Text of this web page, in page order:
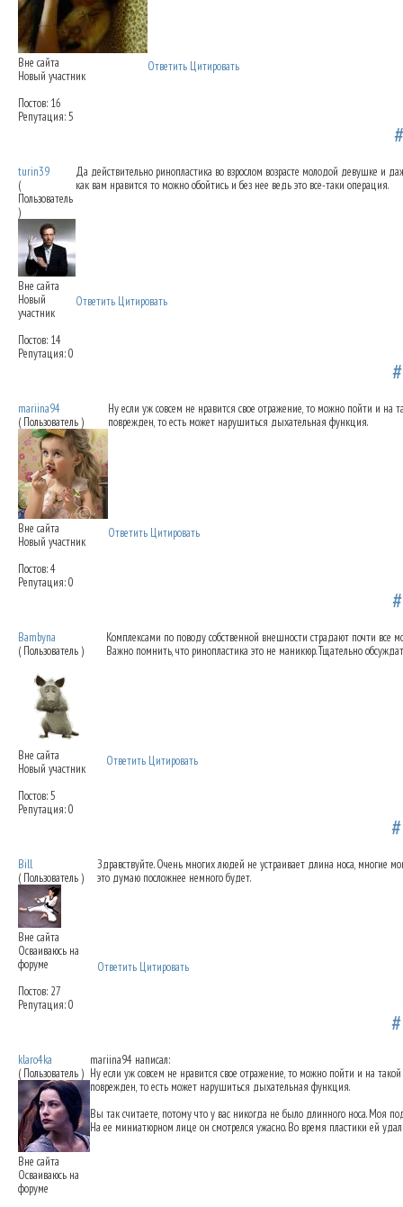
Вне сайта
Новый участник
Постов: 16
Репутация: 5
Ответить Цитировать
turin39
(
Пользователь
)
Вне сайта
Новый
участник
Постов: 14
Репутация: 0
Да действительно ринопластика во взрослом возрасте молодой девушке и
как вам нравится то можно обойтись и без нее ведь это все-таки операция.
Ответить Цитировать
mariina94
( Пользователь )
Вне сайта
Новый участник
Постов: 4
Репутация: 0
Ну если уж совсем не нравится свое отражение, то можно пойти и на
поврежден, то есть может нарушиться дыхательная функция.
Ответить Цитировать
Bambyna
( Пользователь )
Вне сайта
Новый участник
Постов: 5
Репутация: 0
Комплексами по поводу собственной внешности страдают почти
Важно помнить, что ринопластика это не маникюр. Тщательно
Ответить Цитировать
Bill
( Пользователь )
Вне сайта
Осваиваюсь на
форуме
Постов: 27
Репутация: 0
Здравствуйте. Очень многих людей не устраивает длина носа, многие
это думаю посложнее немного будет.
Ответить Цитировать
klaro4ka
( Пользователь )
Вне сайта
Осваиваюсь на
форуме
mariina94 написал:
Ну если уж совсем не нравится свое отражение, то можно пойти и на
поврежден, то есть может нарушиться дыхательная функция.
Вы так считаете, потому что у вас никогда не было длинного носа. Моя
На ее миниатюрном лице он смотрелся ужасно. Во время пластики ей